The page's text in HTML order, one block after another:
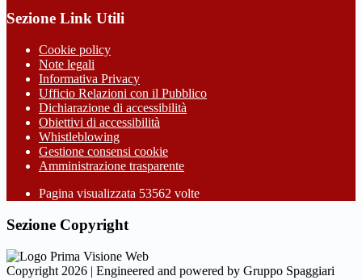
Sezione Link Utili
Cookie policy
Note legali
Informativa Privacy
Ufficio Relazioni con il Pubblico
Dichiarazione di accessibilità
Obiettivi di accessibilità
Whistleblowing
Gestione consensi cookie
Amministrazione trasparente
Pagina visualizzata 53562 volte
Sezione Copyright
Copyright 2026 | Engineered and powered by Gruppo Spaggiari